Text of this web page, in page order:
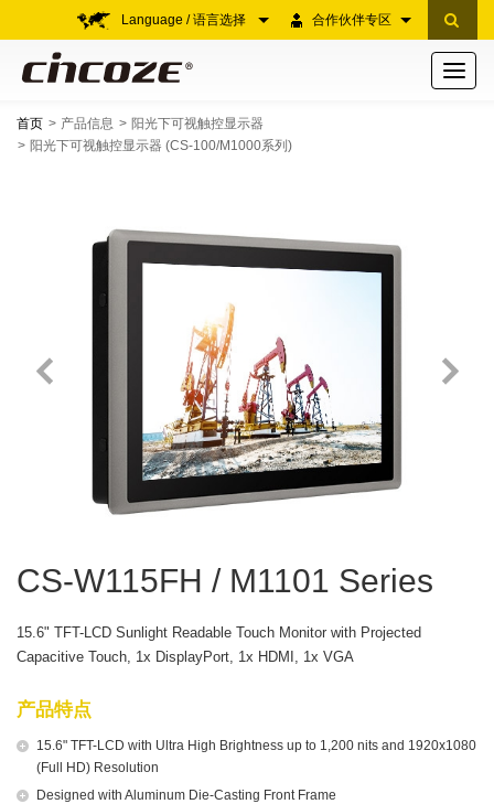
合作伙伴专区
Language / 语言选择
Toggle
首页 产品信息
阳光下可视触控显示器
阳光下可视触控显示器 (CS-100/M1000系列)
CS-W115FH / M1101 Series
15.6" TFT-LCD Sunlight Readable Touch Monitor with Projected
Capacitive Touch, 1x DisplayPort, 1x HDMI, 1x VGA
产品特点
15.6" TFT-LCD with Ultra High Brightness up to 1,200 nits and 1920x1080
(Full HD) Resolution
Designed with Aluminum Die-Casting Front Frame